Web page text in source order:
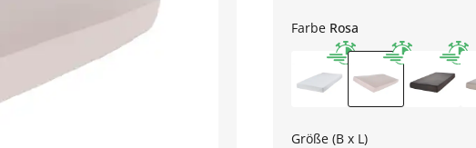
Farbe Rosa
Größe (B x L)